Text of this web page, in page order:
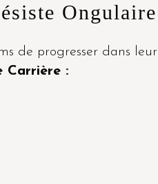
Ongulaire
de progresser dans leur
Carrière :